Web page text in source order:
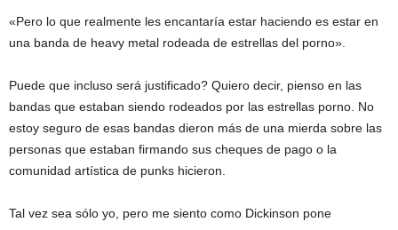
«Pero lo que realmente les encantaría estar haciendo es estar en
una banda de heavy metal rodeada de estrellas del porno».
Puede que incluso será justificado? Quiero decir, pienso en las
bandas que estaban siendo rodeados por las estrellas porno. No
estoy seguro de esas bandas dieron más de una mierda sobre las
personas que estaban firmando sus cheques de pago o la
comunidad artística de punks hicieron.
Tal vez sea sólo yo, pero me siento como Dickinson pone